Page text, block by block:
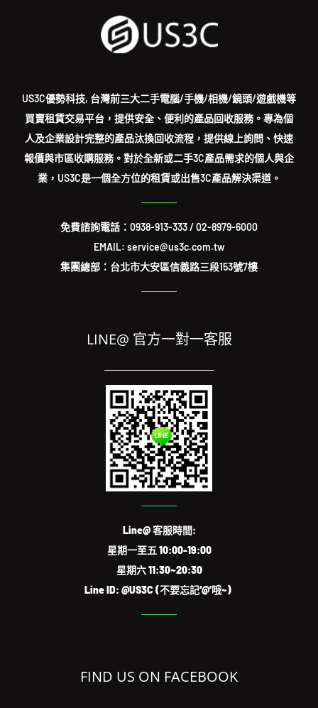
US3C優勢科技, 台灣前三大二手電腦/手機/相機/鏡頭/遊戲機等
買賣租賃交易平台，提供安全、便利的產品回收服務。專為個
人及企業設計完整的產品汰換回收流程，提供線上詢問、快速
報價與市區收購服務。對於全新或二手3C產品需求的個人與企
業，US3C是一個全方位的租賃或出售3C產品解決渠道。
免費諮詢電話： 0938-913-333 /02-8979-6000
EMAIL: service@us3c.com.tw
集團總部：台北市大安區信義路三段153號7樓
LINE@ 官方一對一客服
Line@ 客服時間:
星期一至五 10:00-19:00
星期六 11:30~20:30
Line ID: @US3C (不要忘記‘@’哦~)
FIND US ON FACEBOOK